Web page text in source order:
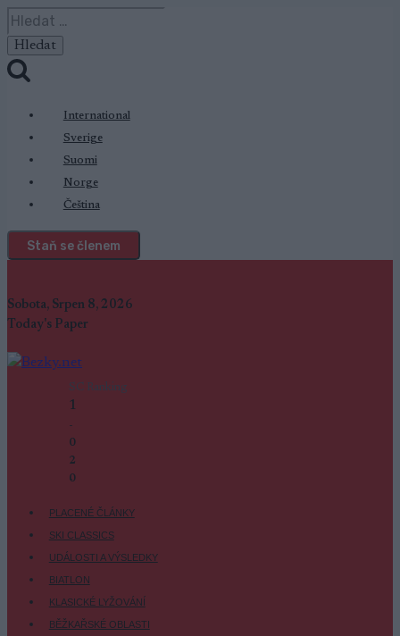
Přeskočit
na
obsah
Vyhledávání
International
Sverige
Suomi
Norge
Čeština
Staň se členem
Sobota, Srpen 8, 2026
Today's Paper
SC Ranking
1
-
0
2
-
0
PLACENÉ ČLÁNKY
SKI CLASSICS
UDÁLOSTI A VÝSLEDKY
BIATLON
KLASICKÉ LYŽOVÁNÍ
BĚŽKAŘSKÉ OBLASTI